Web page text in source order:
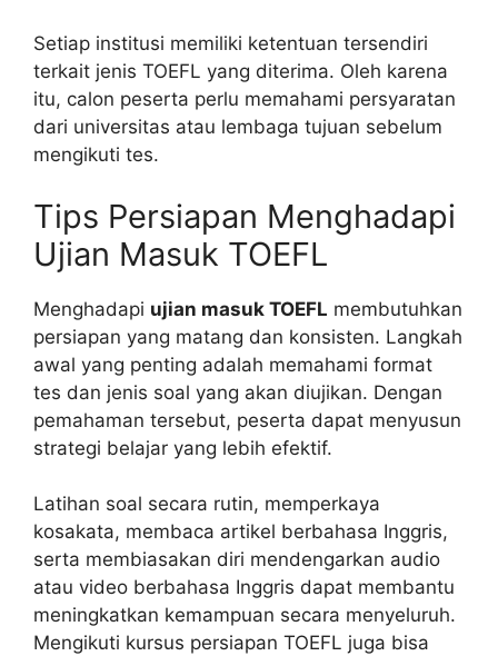
Setiap institusi memiliki ketentuan tersendiri
terkait jenis TOEFL yang diterima. Oleh karena
itu, calon peserta perlu memahami persyaratan
dari universitas atau lembaga tujuan sebelum
mengikuti tes.
Tips Persiapan Menghadapi
Ujian Masuk TOEFL
Menghadapi ujian masuk TOEFL membutuhkan
persiapan yang matang dan konsisten. Langkah
awal yang penting adalah memahami format
tes dan jenis soal yang akan diujikan. Dengan
pemahaman tersebut, peserta dapat menyusun
strategi belajar yang lebih efektif.
Latihan soal secara rutin, memperkaya
kosakata, membaca artikel berbahasa Inggris,
serta membiasakan diri mendengarkan audio
atau video berbahasa Inggris dapat membantu
meningkatkan kemampuan secara menyeluruh.
Mengikuti kursus persiapan TOEFL juga bisa